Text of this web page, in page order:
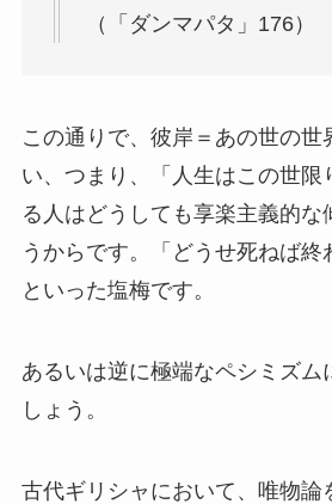
（「ダンマパタ」176）
この通りで、彼岸＝あの世の世
い、つまり、「人生はこの世限
る人はどうしても享楽主義的な
うからです。「どうせ死ねば終
といった塩梅です。
あるいは逆に極端なペシミズム
しょう。
古代ギリシャにおいて、唯物論